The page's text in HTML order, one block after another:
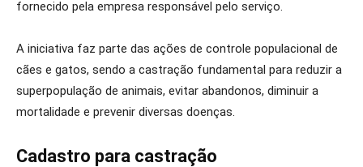
fornecido pela empresa responsável pelo serviço.
A iniciativa faz parte das ações de controle populacional de
cães e gatos, sendo a castração fundamental para reduzir a
superpopulação de animais, evitar abandonos, diminuir a
mortalidade e prevenir diversas doenças.
Cadastro para castração